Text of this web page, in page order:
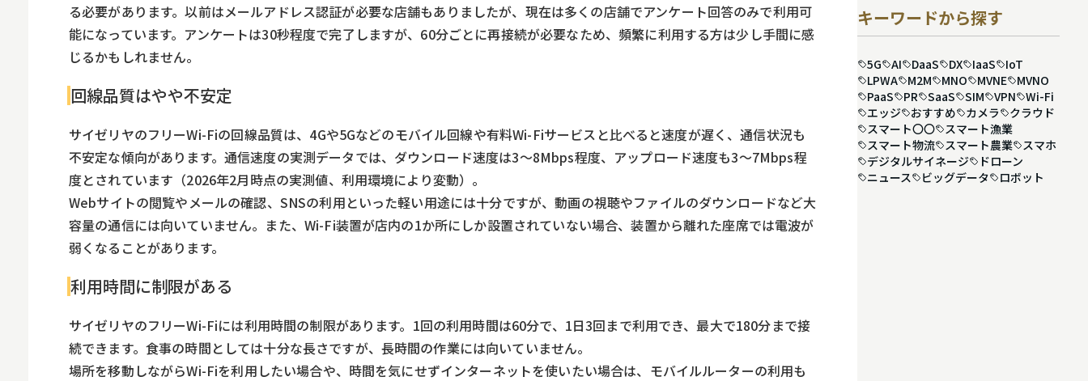
る必要があります。以前はメールアドレス認証が必要な店舗もありましたが、現在は多くの店舗でアンケート回答のみで利用可
能になっています。アンケートは30秒程度で完了しますが、60分ごとに再接続が必要なため、頻繁に利用する方は少し手間に感
じるかもしれません。
回線品質はやや不安定
サイゼリヤのフリーWi-Fiの回線品質は、4Gや5Gなどのモバイル回線や有料Wi-Fiサービスと比べると速度が遅く、通信状況も
不安定な傾向があります。通信速度の実測データでは、ダウンロード速度は3〜8Mbps程度、アップロード速度も3〜7Mbps程
度とされています（2026年2月時点の実測値、利用環境により変動）。
Webサイトの閲覧やメールの確認、SNSの利用といった軽い用途には十分ですが、動画の視聴やファイルのダウンロードなど大
容量の通信には向いていません。また、Wi-Fi装置が店内の1か所にしか設置されていない場合、装置から離れた座席では電波が
弱くなることがあります。
利用時間に制限がある
サイゼリヤのフリーWi-Fiには利用時間の制限があります。1回の利用時間は60分で、1日3回まで利用でき、最大で180分まで接
続できます。食事の時間としては十分な長さですが、長時間の作業には向いていません。
場所を移動しながらWi-Fiを利用したい場合や、時間を気にせずインターネットを使いたい場合は、モバイルルーターの利用も
キーワードから探す
5G AI DaaS DX IaaS
IoT
LPWA
M2M MNO MVNE
MVNO
PaaS
PR SaaS SIM VPN
Wi-Fi
エッジ
おすすめ カメラ
クラウド
スマート〇〇
スマート漁業
スマート物流
スマート農業
スマホ
デジタルサイネージ
ドローン
ニュース
ビッグデータ ロボット